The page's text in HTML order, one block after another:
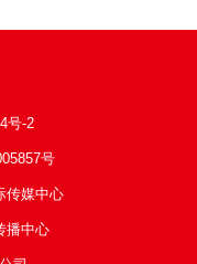
号-2
号
传媒中心
播中心